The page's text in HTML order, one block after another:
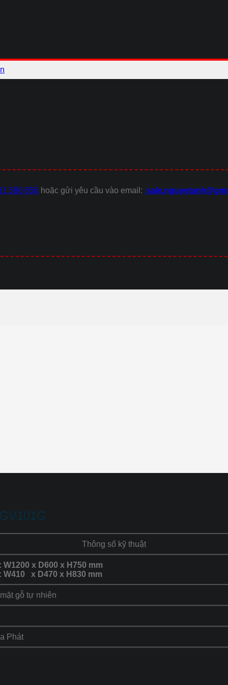
580 656 hoặc gửi yêu cầu vào email:
Thông số kỹ thuật
W1200 x D600 x H750 mm
W410 x D470 x H830 mm
gỗ tự nhiên
Phát